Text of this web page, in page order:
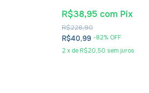
R$40,99 -82% OFF
2 x de R$20,50 sem juros
R$226,90
R$38,95 com Pix